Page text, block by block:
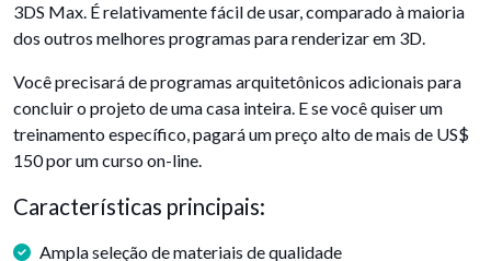
3DS Max. É relativamente fácil de usar, comparado à maioria
dos outros melhores programas para renderizar em 3D.
Você precisará de programas arquitetônicos adicionais para
concluir o projeto de uma casa inteira. E se você quiser um
treinamento específico, pagará um preço alto de mais de US$
150 por um curso on-line.
Características principais:
Ampla seleção de materiais de qualidade